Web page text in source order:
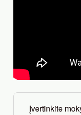
Įvertinkite